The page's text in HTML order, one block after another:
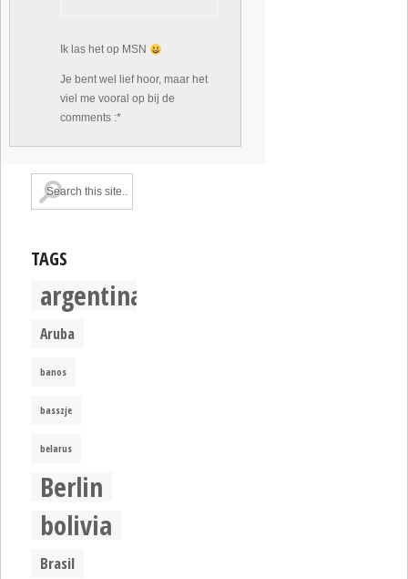
Ik las het op MSN
Je bent wel lief hoor, maar het
viel me vooral op bij de
comments :*
TAGS
argentina
Aruba
banos
basszje
belarus
Berlin
bolivia
Brasil